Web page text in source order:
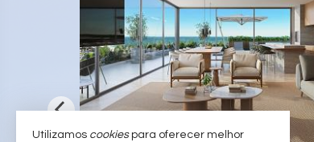
Utilizamos cookiespara oferecer melhor